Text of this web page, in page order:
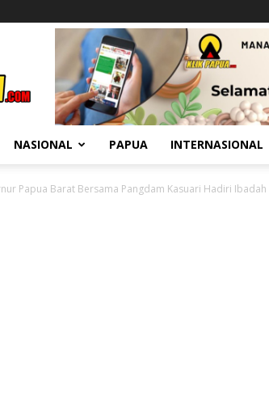
NASIONAL PAPUA INTERNASIONAL
Papua Barat Bersama Pangdam Kasuari Hadiri Ibadah